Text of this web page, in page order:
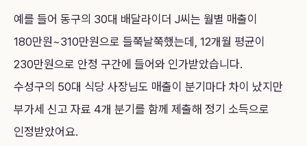
예를 들어 동구의 30대 배달라이더 J씨는 월별 매출이
180만원~310만원으로 들쭉날쭉했는데, 12개월 평균이
230만원으로 안정 구간에 들어와 인가받았습니다.
수성구의 50대 식당 사장님도 매출이 분기마다 차이 났지만
부가세 신고 자료 4개 분기를 함께 제출해 정기 소득으로
인정받았어요.